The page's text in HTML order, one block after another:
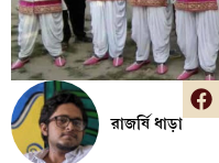
রাজর্ষি ধাড়া